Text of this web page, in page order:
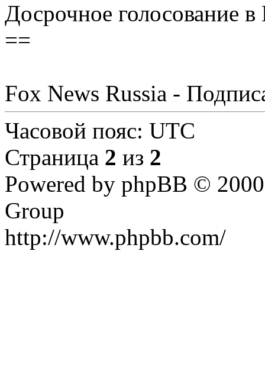
Досрочное голосование
==
Fox News Russia -
Часовой пояс: UTC
Страница 2 из 2
Powered by phpBB ©
Group
http://www.phpbb.com/